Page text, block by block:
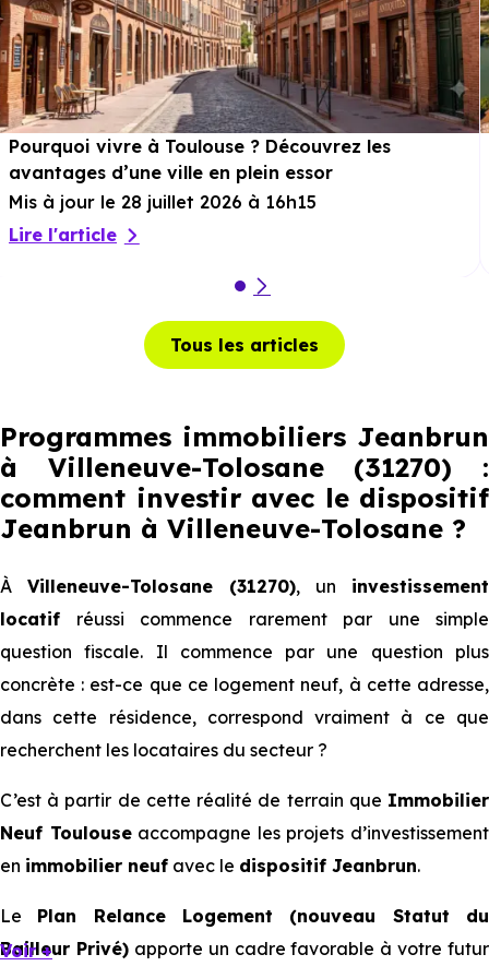
Pourquoi vivre à Toulouse ? Découvrez les
avantages d’une ville en plein essor
Mis à jour le 28 juillet 2026 à 16h15
Lire l'article
Tous les articles
Programmes immobiliers Jeanbrun
à Villeneuve-Tolosane (31270) :
comment investir avec le dispositif
Jeanbrun à Villeneuve-Tolosane ?
À Villeneuve-Tolosane (31270), un investissement
locatif réussi commence rarement par une simple
question fiscale. Il commence par une question plus
concrète : est-ce que ce logement neuf, à cette adresse,
dans cette résidence, correspond vraiment à ce que
recherchent les locataires du secteur ?
C’est à partir de cette réalité de terrain que Immobilier
Neuf Toulouseaccompagne les projets d’investissement
en immobilier neuf avec le dispositif Jeanbrun.
Le Plan Relance Logement (nouveau Statut du
Bailleur Privé)apporte un cadre favorable à votre futur
Voir +